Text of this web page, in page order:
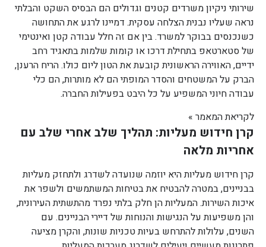
שירותי ניקיון משרדים קטנים וגדולים הם הבסיס השקט והבלתי
נראה שעליו נבנית הצלחה עסקית. דמיינו לרגע את התחושה
כשנכנסים בבוקר למשרד. בין אם זה חלל עבודה קטן ואינטימי
של סטארטאפ בתחילת דרכו או קומות שלמות בתאגיד רחב
ידיים, האווירה הראשונית קובעת את הטון ליום כולו. הריח הרענן,
הברק על המשטחים והסדר המופתי הם לא מותרות, הם כלי
עבודה חיוני המשפיע על כל היבט בפעילות החברה.
לקריאת המאמר »
קרן חידוש מעליות: תהליך שלב אחרי שלב עם
אחריות מלאה
קרן חידוש מעליות היא יוזמה שנועדה לשדרג ולתחזק מעליות
בבניינים, במטרה להבטיח את בטיחות המשתמשים ולשפר את
איכות השירות. המעליות הן חלק בלתי נפרד מהתשתית העירונית,
והן משפיעות על הנגישות והנוחות של דיירי הבניינים. עם
השנים, עלולות להתרחש בעיות טכניות שונות, והקרן מציעה